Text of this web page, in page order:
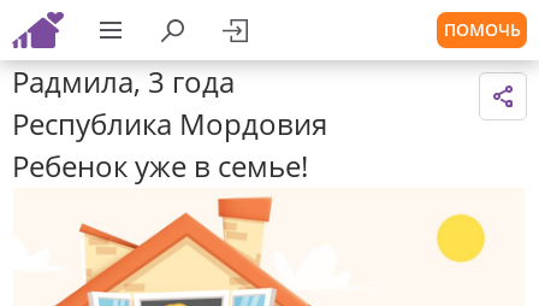
ПОМОЧЬ
Радмила, 3 года
Республика Мордовия
Ребенок уже в семье!